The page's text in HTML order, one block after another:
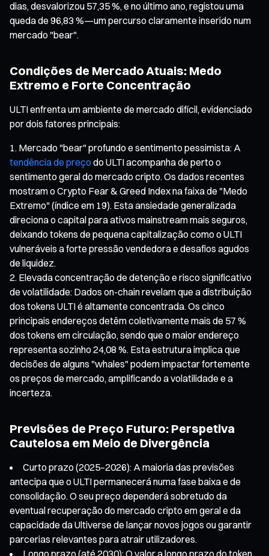
dias, desvalorizou 57,35 %, e no último ano, registou uma
queda de 96,83 %—um percurso claramente inserido num
mercado "bear".
Condições de Mercado Atuais: Medo
Extremo e Forte Concentração
ULTI enfrenta um ambiente de mercado difícil, evidenciado
por dois fatores principais:
Mercado "bear" profundo e sentimento pessimista: A
tendência de preçodo ULTI acompanha de perto o
sentimento geral do mercado cripto. Os dados recentes
mostram o Crypto Fear & Greed Index na faixa de "Medo
Extremo" (índice em 19). Esta ansiedade generalizada
direciona o capital para ativos mainstream mais seguros,
deixando tokens de pequena capitalização como o ULTI
vulneráveis a forte pressão vendedora e desafios agudos
de liquidez.
Elevada concentração de detenção e risco significativo
de volatilidade: Dados on-chain revelam que a distribuição
dos tokens ULTI é altamente concentrada. Os cinco
principais endereços detêm coletivamente mais de 57 %
dos tokens em circulação, sendo que o maior endereço
representa sozinho 24,08 %. Esta estrutura implica que
decisões de alguns "whales" podem impactar fortemente
os preços de mercado, amplificando a volatilidade e a
incerteza.
Previsões de Preço Futuro: Perspetiva
Cautelosa em Meio de Divergência
Curto prazo (2025–2026): A maioria das previsões
antecipa que o ULTI permanecerá numa fase baixa e de
consolidação. O seu preço dependerá sobretudo da
eventual recuperação do mercado cripto em geral e da
capacidade da Ultiverse de lançar novos jogos ou garantir
parcerias relevantes para atrair utilizadores.
Longo prazo (até 2030): O valor a longo prazo do token